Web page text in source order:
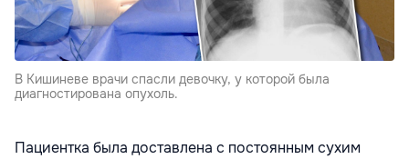
В Кишиневе врачи спасли девочку, у которой была
диагностирована опухоль.
Пациентка была доставлена с постоянным сухим